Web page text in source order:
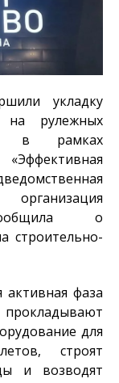
укладку
на рулежных
в рамках
сообщила о
строительно-
активная фаза
для
строят
и возводят